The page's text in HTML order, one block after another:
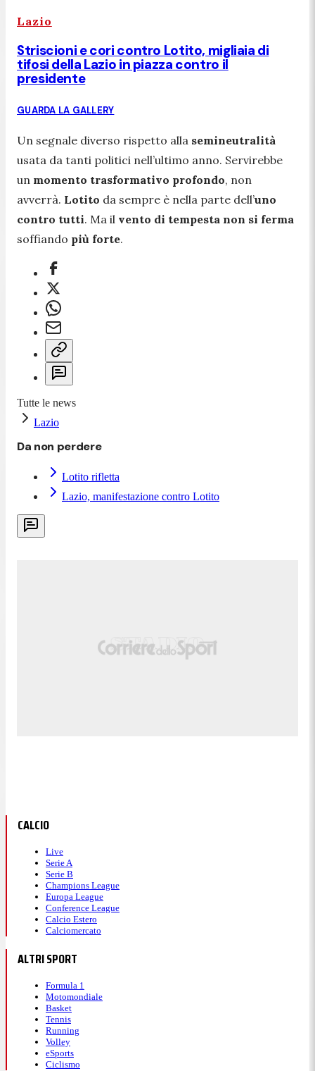
Lazio
Striscioni e cori contro Lotito, migliaia di
tifosi della Lazio in piazza contro il
presidente
GUARDA LA GALLERY
Un segnale diverso rispetto alla semineutralità
usata da tanti politici nell’ultimo anno. Servirebbe
un momento trasformativo profondo, non
avverrà. Lotito da sempre è nella parte dell’uno
contro tutti. Ma il vento di tempesta non si ferma
soffiando più forte.
Tutte le news
Lazio
Da non perdere
Lotito rifletta
Lazio, manifestazione contro Lotito
CALCIO
Live
Serie A
Serie B
Champions League
Europa League
Conference League
Calcio Estero
Calciomercato
ALTRI SPORT
Formula 1
Motomondiale
Basket
Tennis
Running
Volley
eSports
Ciclismo